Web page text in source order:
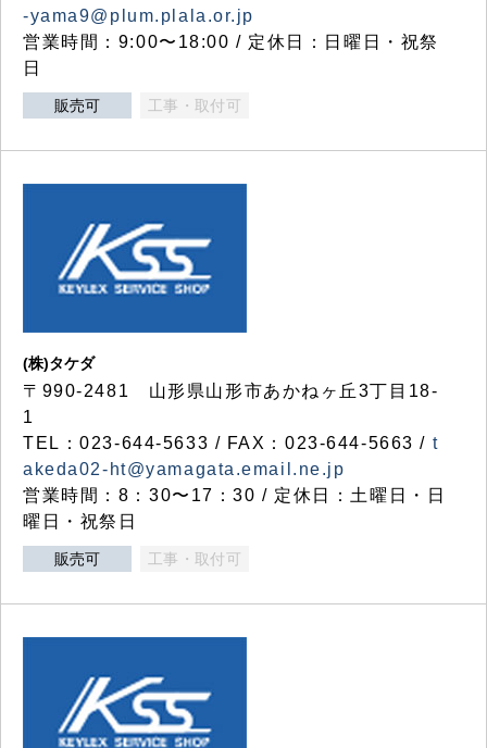
-yama9@plum.plala.or.jp
営業時間：9:00〜18:00 / 定休日：日曜日・祝祭
日
販売可 工事・取付可
(株)タケダ
〒990-2481 山形県山形市あかねヶ丘3丁目18-
1
TEL：023-644-5633 / FAX：023-644-5663 / t
akeda02-ht@yamagata.email.ne.jp
営業時間：8：30〜17：30 / 定休日：土曜日・日
曜日・祝祭日
販売可 工事・取付可